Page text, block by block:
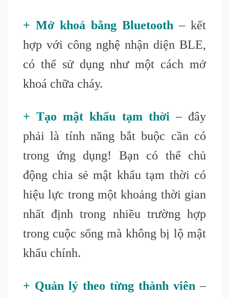
+ Mở khoá bằng Bluetooth – kết
hợp với công nghệ nhận diện BLE,
có thể sử dụng như một cách mở
khoá chữa cháy.
+ Tạo mật khẩu tạm thời– đây
phải là tính năng bắt buộc cần có
trong ứng dụng! Bạn có thể chủ
động chia sẻ mật khẩu tạm thời có
hiệu lực trong một khoảng thời gian
nhất định trong nhiều trường hợp
trong cuộc sống mà không bị lộ mật
khẩu chính.
+ Quản lý theo từng thành viên –